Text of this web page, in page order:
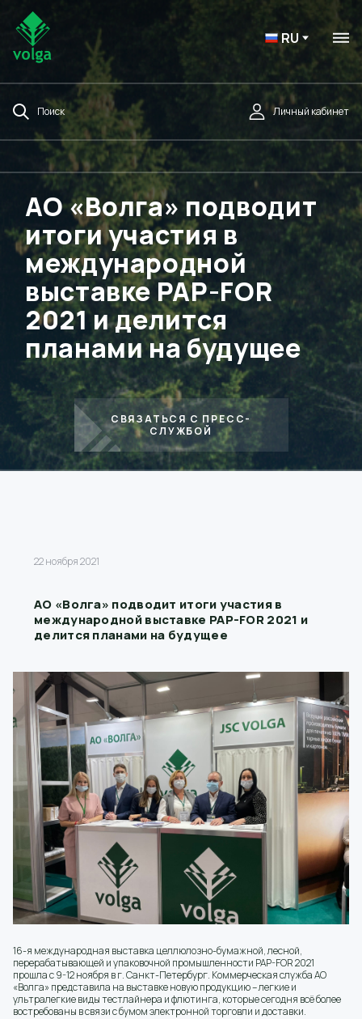
RU
Поиск Личный кабинет
АО «Волга» подводит
итоги участия в
международной
выставке PAP-FOR
2021 и делится
планами на будущее
СВЯЗАТЬСЯ С ПРЕСС-
СЛУЖБОЙ
22 ноября 2021
АО «Волга» подводит итоги участия в
международной выставке PAP-FOR 2021 и
делится планами на будущее
16-я международная выставка целлюлозно-бумажной, лесной,
перерабатывающей и упаковочной промышленности PAP-FOR 2021
прошла с 9-12 ноября в г. Санкт-Петербург. Коммерческая служба АО
«Волга» представила на выставке новую продукцию – легкие и
ультралегкие виды тестлайнера и флютинга, которые сегодня всё более
востребованы в связи с бумом электронной торговли и доставки.